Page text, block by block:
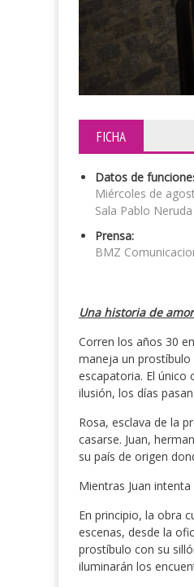
FICHA
Datos de
Miércoles de
Sala Pablo
Prensa:
BMZ
Una historia de
Corren los años 30
maneja un prostíbulo
escapatoria. El único
ilusión, los días
Rosa, esclava de la
casarse. Juan,
su país de origen
Mientras Juan
En principio, la obra
escenas, desde la
prostíbulo con su
iluminarán los